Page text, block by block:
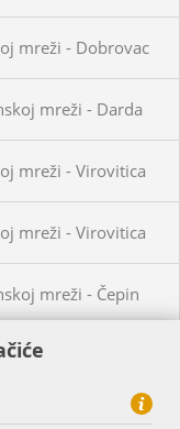
mreži - Dobrovac
mreži - Darda
mreži - Virovitica
mreži - Virovitica
mreži - Čepin
mreži - Virovitica
mreži -